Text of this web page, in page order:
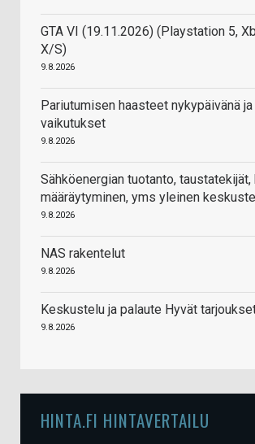
GTA VI (19.11.2026) (Playstation 5,
X/S)
9.8.2026
Pariutumisen haasteet nykypäivänä
vaikutukset
9.8.2026
Sähköenergian tuotanto,
määräytyminen, yms yleinen
9.8.2026
NAS rakentelut
9.8.2026
Keskustelu ja palaute Hyvät
9.8.2026
HINTA.FI HINTAVERTAILU